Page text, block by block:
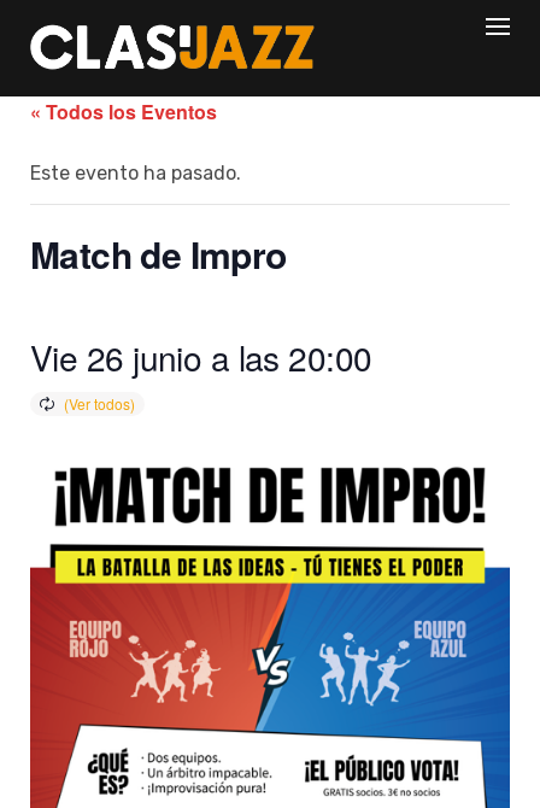
content
« Todos los Eventos
Este evento ha pasado.
Match de Impro
Vie 26 junio a las 20:00